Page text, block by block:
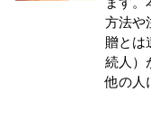
方法や
贈とは
続人）
他の人